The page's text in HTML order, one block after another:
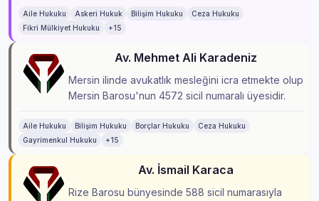
Aile Hukuku Askeri Hukuk Bilişim Hukuku
Ceza Hukuku
Fikri Mülkiyet Hukuku
+15
Av. Mehmet Ali Karadeniz
Mersin ilinde avukatlık mesleğini icra etmekte olup
Mersin Barosu'nun 4572 sicil numaralı üyesidir.
Aile Hukuku Bilişim Hukuku Borçlar Hukuku
Ceza Hukuku
Gayrimenkul Hukuku
+15
Av. İsmail Karaca
Rize Barosu bünyesinde 588 sicil numarasıyla